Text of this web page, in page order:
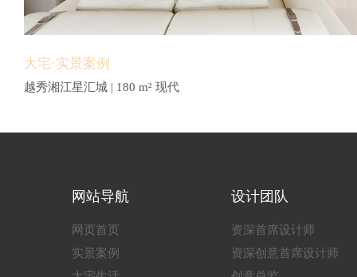
大宅·实景案例
越秀湘江星汇城 | 180 m² 现代
网站导航
网页首页
实景案例
设计团队
资深首席设计师
资深创意首席设计师